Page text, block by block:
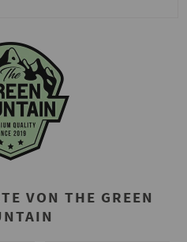
VON THE GREEN